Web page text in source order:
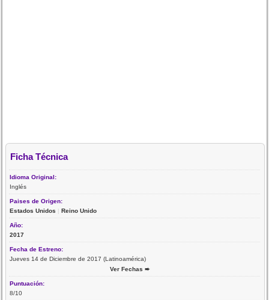
Ficha Técnica
Idioma Original:
Inglés
Paises de Origen:
Estados Unidos |Reino Unido
Año:
2017
Fecha de Estreno:
Jueves 14 de Diciembre de 2017 (Latinoamérica)
Ver Fechas ➨
Puntuación:
8/10